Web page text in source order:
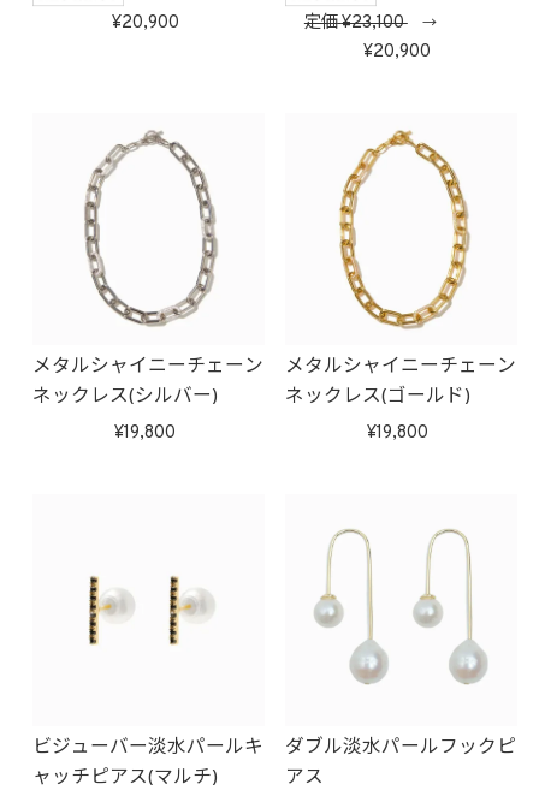
20,900 定価 23,100→
20,900
メタルシャイニーチェーン
ネックレス(シルバー)
19,800
メタルシャイニーチェーン
ネックレス(ゴールド)
19,800
ビジューバー淡水パールキ
ャッチピアス(マルチ)
ダブル淡水パールフックピ
アス